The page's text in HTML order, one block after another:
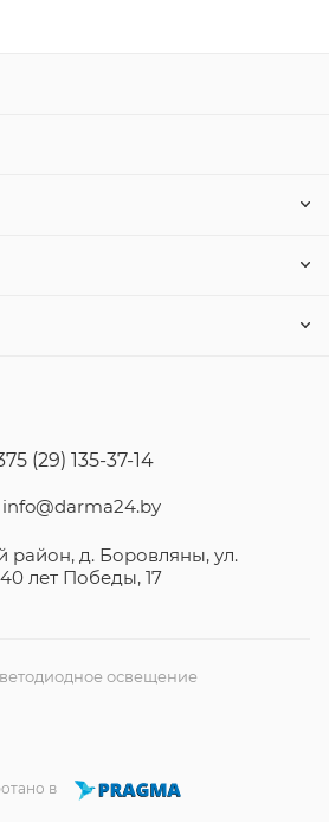
(29) 135-37-14
info@darma24.by
район, д. Боровляны, ул.
40 лет Победы, 17
освещение
в